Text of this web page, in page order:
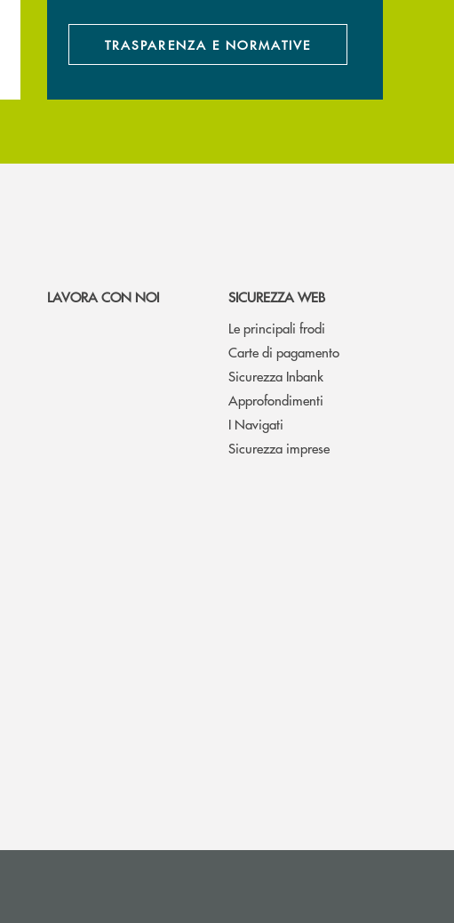
TRASPARENZA E NORMATIVE
LAVORA CON NOI
SICUREZZA WEB
Le principali frodi
Carte di pagamento
Sicurezza Inbank
Approfondimenti
I Navigati
Sicurezza imprese